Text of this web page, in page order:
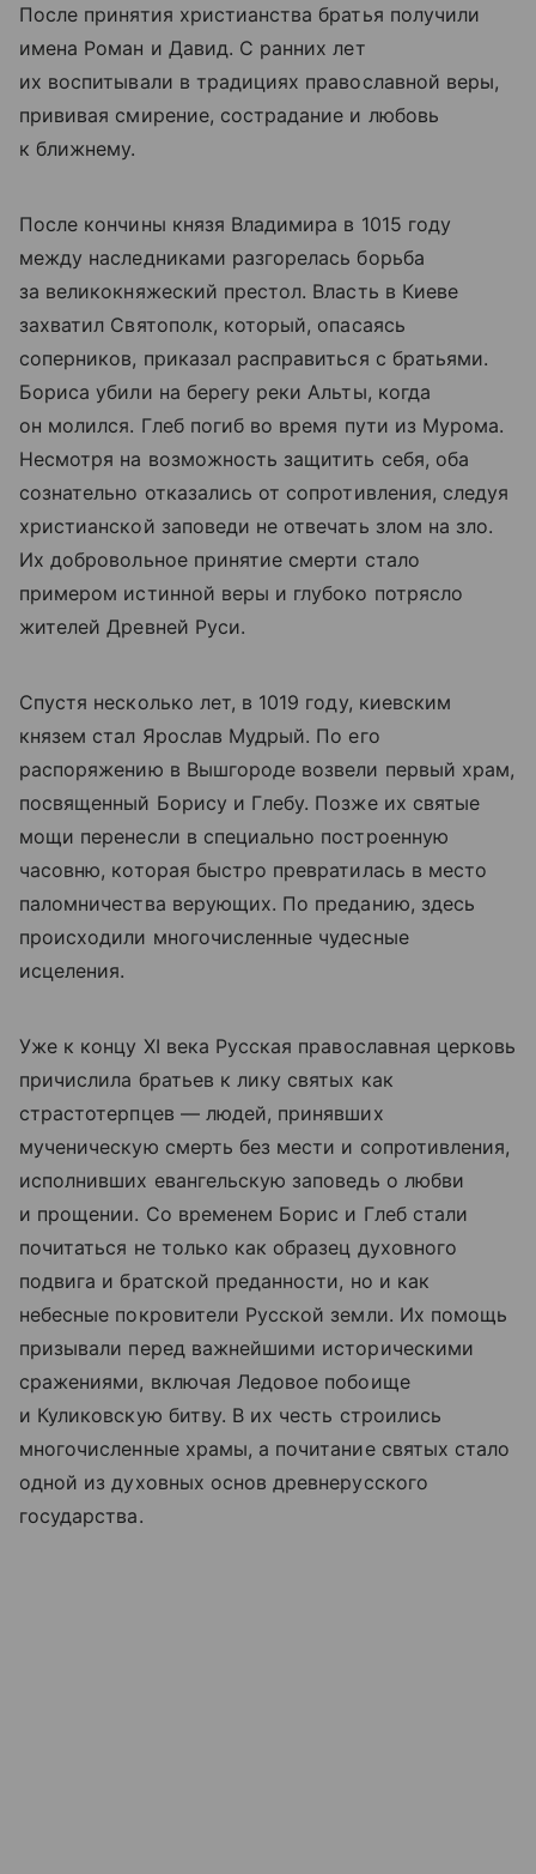
После принятия христианства братья получили
имена Роман и Давид. С ранних лет
их воспитывали в традициях православной веры,
прививая смирение, сострадание и любовь
к ближнему.
После кончины князя Владимира в 1015 году
между наследниками разгорелась борьба
за великокняжеский престол. Власть в Киеве
захватил Святополк, который, опасаясь
соперников, приказал расправиться с братьями.
Бориса убили на берегу реки Альты, когда
он молился. Глеб погиб во время пути из Мурома.
Несмотря на возможность защитить себя, оба
сознательно отказались от сопротивления, следуя
христианской заповеди не отвечать злом на зло.
Их добровольное принятие смерти стало
примером истинной веры и глубоко потрясло
жителей Древней Руси.
Спустя несколько лет, в 1019 году, киевским
князем стал Ярослав Мудрый. По его
распоряжению в Вышгороде возвели первый храм,
посвященный Борису и Глебу. Позже их святые
мощи перенесли в специально построенную
часовню, которая быстро превратилась в место
паломничества верующих. По преданию, здесь
происходили многочисленные чудесные
исцеления.
Уже к концу XI века Русская православная церковь
причислила братьев к лику святых как
страстотерпцев — людей, принявших
мученическую смерть без мести и сопротивления,
исполнивших евангельскую заповедь о любви
и прощении. Со временем Борис и Глеб стали
почитаться не только как образец духовного
подвига и братской преданности, но и как
небесные покровители Русской земли. Их помощь
призывали перед важнейшими историческими
сражениями, включая Ледовое побоище
и Куликовскую битву. В их честь строились
многочисленные храмы, а почитание святых стало
одной из духовных основ древнерусского
государства.